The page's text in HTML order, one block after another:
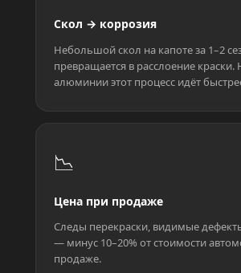
Скол → коррозия
Небольшой скол на капоте за 1–2
превращается в расслоение краски.
алюминии этот процесс идёт
📉
Цена при продаже
Следы перекраски, видимые
— минус 10–20% от стоимости
продаже.